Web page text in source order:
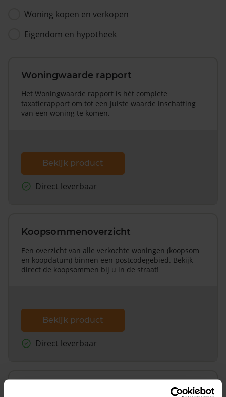
Woning kopen en verkopen
Eigendom en hypotheek
Woningwaarde rapport
Het Woningwaarde rapport is hét complete
taxatierapport om tot een juiste waarde inschatting
van een woning te komen.
Bekijk product
Direct leverbaar
Koopsommenoverzicht
Een overzicht van alle verkochte woningen (koopsom
en koopdatum) binnen een postcodegebied. Bekijk
direct de koopsommen bij u in de straat!
Bekijk product
Direct leverbaar
Koopsommenoverzicht (1 jaar gratis